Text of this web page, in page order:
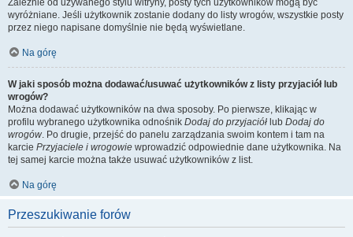
Zależnie od używanego stylu witryny, posty tych użytkowników mogą być
wyróżniane. Jeśli użytkownik zostanie dodany do listy wrogów, wszystkie posty
przez niego napisane domyślnie nie będą wyświetlane.
Na górę
W jaki sposób można dodawać/usuwać użytkowników z listy przyjaciół lub
wrogów?
Można dodawać użytkowników na dwa sposoby. Po pierwsze, klikając w
profilu wybranego użytkownika odnośnik Dodaj do przyjaciół lub Dodaj do
wrogów. Po drugie, przejść do panelu zarządzania swoim kontem i tam na
karcie Przyjaciele i wrogowie wprowadzić odpowiednie dane użytkownika. Na
tej samej karcie można także usuwać użytkowników z list.
Na górę
Przeszukiwanie forów